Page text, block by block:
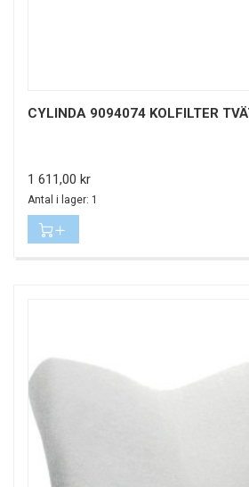
CYLINDA 9094074 KOLFILTER
Pris
1 611,00 kr
Antal i lager: 1